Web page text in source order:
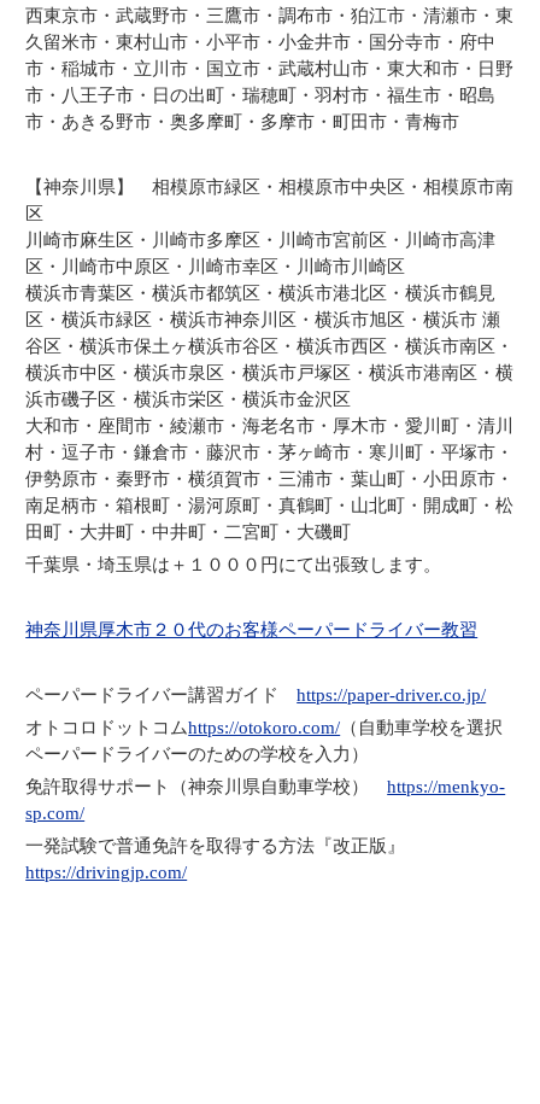
西東京市・武蔵野市・三鷹市・調布市・狛江市・清瀬市・東
久留米市・東村山市・小平市・小金井市・国分寺市・府中
市・稲城市・立川市・国立市・武蔵村山市・東大和市・日野
市・八王子市・日の出町・瑞穂町・羽村市・福生市・昭島
市・あきる野市・奥多摩町・多摩市・町田市・青梅市
【神奈川県 】 相模原市緑区・相模原市中央区・相模原市南
区
川崎市麻生区・川崎市多摩区・川崎市宮前区・川崎市高津
区・川崎市中原区・川崎市幸区・川崎市川崎区
横浜市青葉区・横浜市都筑区・横浜市港北区・横浜市鶴見
区・横浜市緑区・横浜市神奈川区・横浜市旭区・横浜市 瀬
谷区・横浜市保土ヶ横浜市谷区・横浜市西区・横浜市南区・
横浜市中区・横浜市泉区・横浜市戸塚区・横浜市港南区・横
浜市磯子区・横浜市栄区・横浜市金沢区
大和市・座間市・綾瀬市・海老名市・厚木市・愛川町・清川
村・逗子市・鎌倉市・藤沢市・茅ヶ崎市・寒川町・平塚市・
伊勢原市・秦野市・横須賀市・三浦市・葉山町・小田原市・
南足柄市・箱根町・湯河原町・真鶴町・山北町・開成町・松
田町・大井町・中井町・二宮町・大磯町
千葉県・埼玉県は＋１０００円にて出張致します。
神奈川県厚木市２０代のお客様ペーパードライバー教習
ペーパードライバー講習ガイドhttps://paper-driver.co.jp/
オトコロドットコムhttps://otokoro.com/ （自動車学校を選択
ペーパードライバーのための学校を入力）
免許取得サポート（神奈川県自動車学校）https://menkyo-
sp.com/
一発試験で普通免許を取得する方法『改正版』
https://drivingjp.com/